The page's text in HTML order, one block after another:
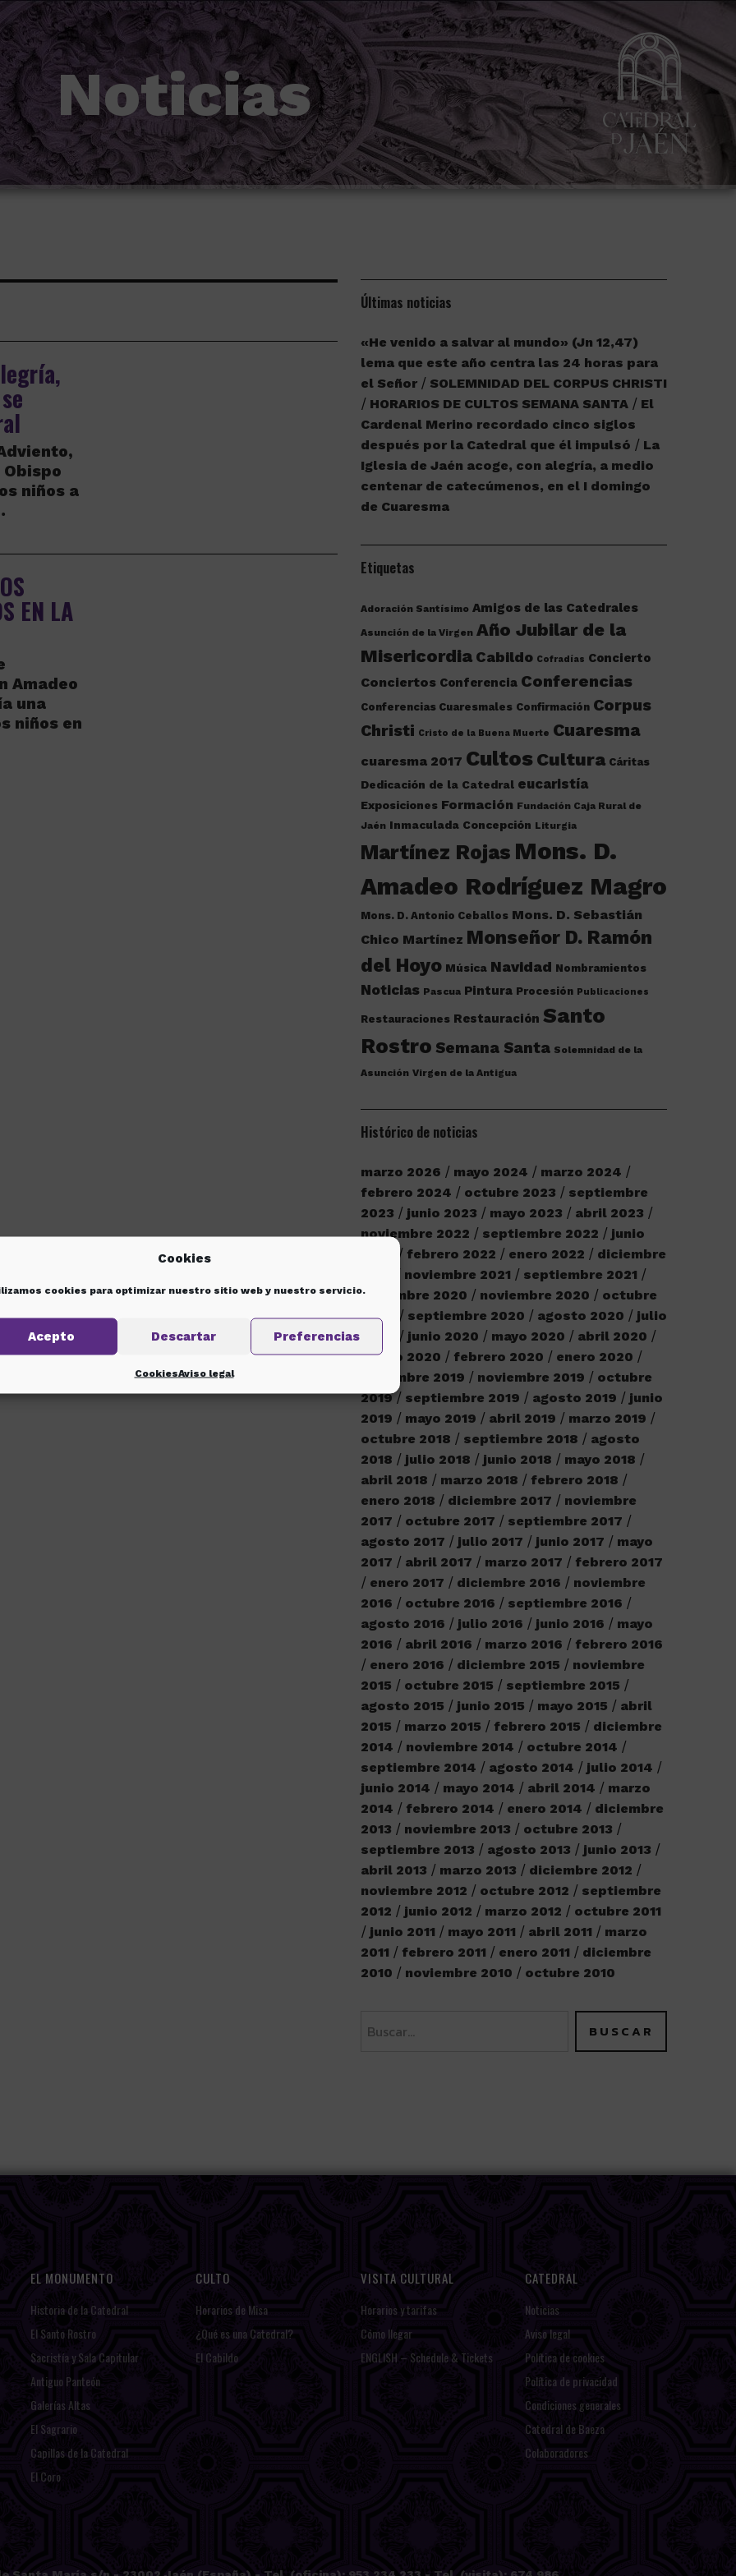
Cookies
cookies para optimizar nuestro sitio web y nuestro servicio.
Acepto Descartar Preferencias
CookiesAviso legal
Noticias
niños a
EN LA
Amadeo
una
niños en
Últimas noticias
«He venido a salvar al mundo» (Jn 12,47)
lema que este año centra las 24 horas para
el Señor
SOLEMNIDAD DEL CORPUS CHRISTI
HORARIOS DE CULTOS SEMANA SANTA
El
Cardenal Merino recordado cinco siglos
después por la Catedral que él impulsó
La
Iglesia de Jaén acoge, con alegría, a medio
centenar de catecúmenos, en el I domingo
de Cuaresma
Etiquetas
Adoración Santísimo Amigos de las Catedrales
Asunción de la Virgen Año Jubilar de la
Misericordia Cabildo Cofradías Concierto
Conciertos Conferencia Conferencias
Conferencias Cuaresmales Confirmación Corpus
Christi Cristo de la Buena Muerte Cuaresma
cuaresma 2017 Cultos Cultura Cáritas
Dedicación de la Catedral eucaristía
Exposiciones Formación Fundación Caja Rural de
Jaén Inmaculada Concepción Liturgia
Martínez Rojas Mons. D.
Amadeo Rodríguez Magro
Mons. D. Antonio Ceballos Mons. D. Sebastián
Chico Martínez Monseñor D. Ramón
del Hoyo Música Navidad Nombramientos
Noticias Pascua Pintura Procesión Publicaciones
Restauraciones Restauración Santo
Rostro Semana Santa Solemnidad de la
Asunción Virgen de la Antigua
Histórico de noticias
marzo 2026 mayo 2024
marzo 2024
febrero 2024
octubre 2023
septiembre
2023
junio 2023 mayo 2023
abril 2023
noviembre 2022
septiembre 2022
junio
febrero 2022 enero 2022
diciembre
noviembre 2021
septiembre 2021
diciembre 2020
noviembre 2020
octubre
2020
septiembre 2020 agosto 2020
julio
junio 2020 mayo 2020
abril 2020
marzo 2020
febrero 2020
enero 2020
diciembre 2019
noviembre 2019
octubre
2019
septiembre 2019 agosto 2019
junio
2019
mayo 2019 abril 2019
marzo 2019
octubre 2018
septiembre 2018
agosto
2018
julio 2018 junio 2018
mayo 2018
abril 2018
marzo 2018
febrero 2018
enero 2018
diciembre 2017
noviembre
2017
octubre 2017
septiembre 2017
agosto 2017
julio 2017 junio 2017
mayo
2017
abril 2017 marzo 2017
febrero 2017
enero 2017
diciembre 2016
noviembre
2016
octubre 2016
septiembre 2016
agosto 2016
julio 2016 junio 2016
mayo
2016
abril 2016 marzo 2016
febrero 2016
enero 2016
diciembre 2015
noviembre
2015
octubre 2015
septiembre 2015
agosto 2015
junio 2015 mayo 2015
abril
2015
marzo 2015 febrero 2015
diciembre
2014
noviembre 2014
octubre 2014
septiembre 2014
agosto 2014
julio 2014
junio 2014
mayo 2014 abril 2014
marzo
2014
febrero 2014 enero 2014
diciembre
2013
noviembre 2013
octubre 2013
septiembre 2013
agosto 2013
junio 2013
abril 2013
marzo 2013
diciembre 2012
noviembre 2012
octubre 2012
septiembre
2012
junio 2012 marzo 2012
octubre 2011
junio 2011
mayo 2011 abril 2011
marzo
2011
febrero 2011 enero 2011
diciembre
2010
noviembre 2010 octubre 2010
EL MONUMENTO
Historia de la Catedral
El Santo Rostro
Sacristía y Sala Capitular
Antiguo Panteón
Galerías Altas
El Sagrario
Capillas de la Catedral
El Coro
CULTO
Horarios de Misa
¿Qué es una Catedral?
El Cabildo
VISITA CULTURAL
Horarios y tarifas
Cómo llegar
ENGLISH – Schedule & Tickets
CATEDRAL
Noticias
Aviso legal
Política de cookies
Política de privacidad
Condiciones generales
Catedral de Baeza
Colaboradores